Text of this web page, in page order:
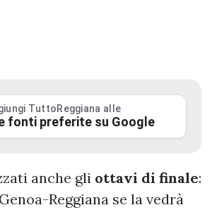
TuttoReggiana alle
fonti preferite su Google
anche gli ottavi di finale:
Reggiana se la vedrà